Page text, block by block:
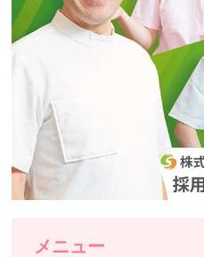
メニュー